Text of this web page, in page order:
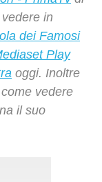
in
dei Famosi
Play
oggi. Inoltre
vedere
il suo